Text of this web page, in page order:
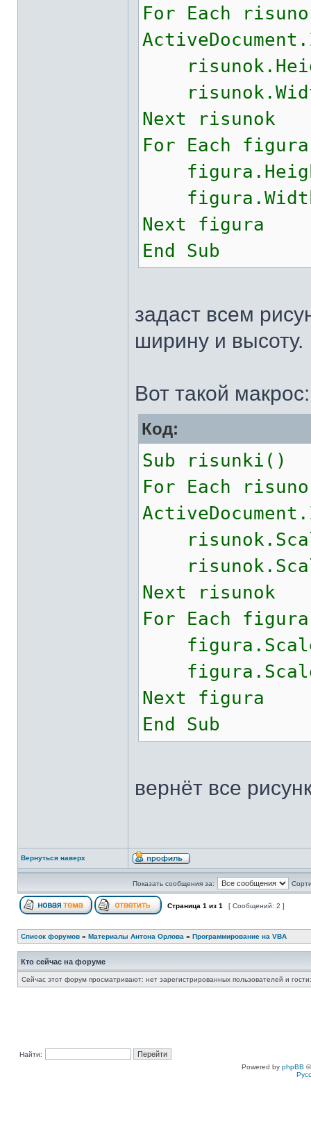
For Each
risunok.Width
Next risunok
For Each figura
figura.Height
figura.Width =
Next figura
End Sub
задаст всем
ширину и высоту.
Вот такой макрос:
Код:
Sub risunki()
For Each
Next risunok
For Each figura
Next figura
End Sub
вернёт все
Вернуться наверх
Показать сообщения за:
Страница 1 из 1 [ Сообщений: 2 ]
Список форумов » Материалы Антона Орлова » Программирование на VBA
Кто сейчас на форуме
Сейчас этот форум просматривают: нет зарегистрированных пользователей и
Найти:
Powered by phpBB